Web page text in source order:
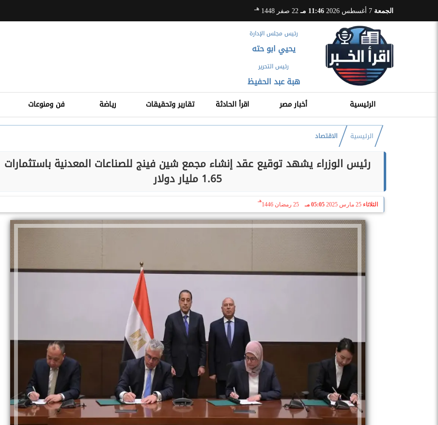
الجمعة 11:46 مـ 22 صفر 1448 هـ
رئيس مجلس الإدارة
يحيي ابو حته
رئيس التحرير
هبة عبد الحفيظ
الرئيسية أخبار مصر اقرأ الحادثة تقارير وتحقيقات رياضة فن ومنوعات
الرئيسية الاقتصاد
رئيس الوزراء يشهد توقيع عقد إنشاء مجمع شين فينج للصناعات المعدنية باستثمارات
1.65 مليار دولار
الثلاثاء 25 مارس 2025 05:05 مـ 25 رمضان 1446
هـ